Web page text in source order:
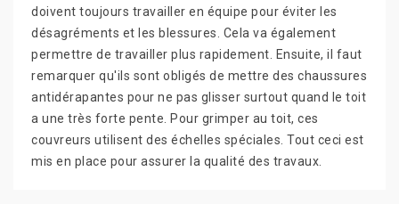
doivent toujours travailler en équipe pour éviter les
désagréments et les blessures. Cela va également
permettre de travailler plus rapidement. Ensuite, il faut
remarquer qu'ils sont obligés de mettre des chaussures
antidérapantes pour ne pas glisser surtout quand le toit
a une très forte pente. Pour grimper au toit, ces
couvreurs utilisent des échelles spéciales. Tout ceci est
mis en place pour assurer la qualité des travaux.